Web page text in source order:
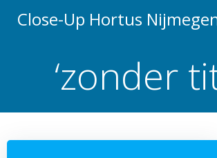
naar
Close-Up Hortus
‘zonder